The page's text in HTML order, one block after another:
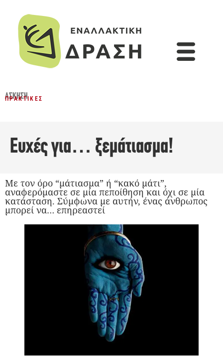
ΆΣΚΗΣΗ
ΠΡΑΚΤΙΚΈΣ
Ευχές για… ξεμάτιασμα!
Με τον όρο “μάτιασμα” ή “κακό μάτι”,
αναφερόμαστε σε μία πεποίθηση και όχι σε μία
κατάσταση. Σύμφωνα με αυτήν, ένας άνθρωπος
μπορεί να… επηρεαστεί